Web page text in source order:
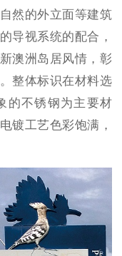
然的外立面等建筑
导视系统的配合，
澳洲岛居风情，彰
整体标识在材料选
的不锈钢为主要材
镀工艺色彩饱满，